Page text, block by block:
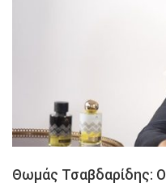
Θωμάς Τσαβδαρίδης: Ο